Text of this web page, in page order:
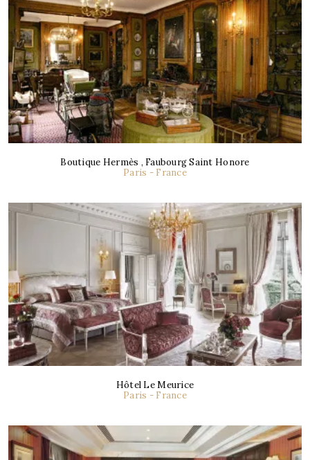
Boutique Hermès , Faubourg Saint Honore
Paris - France
Hôtel Le Meurice
Paris - France